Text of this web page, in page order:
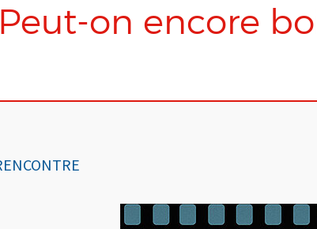
on encore